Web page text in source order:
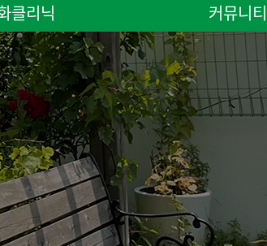
클리닉 커뮤니티